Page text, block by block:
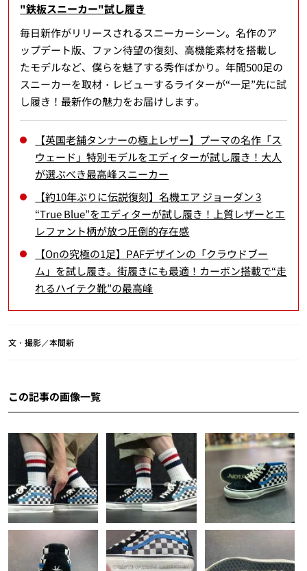
"鉄板スニーカー"試し履き
毎日新作がリリースされるスニーカーシーン。名作のア
ップデート版、ファン待望の復刻、高機能素材を搭載し
たモデルなど、僕らを魅了する秀作ばかり。年間500足の
スニーカーを取材・レビューするライターが“一足”先に試
し履き！最新作の魅力をお届けします。
【英国老舗タンナーの極上レザー】プーマの名作「ス
ウェード」特別モデルをエディターが試し履き！大人
が選ぶべき最高峰スニーカー
【約10年ぶりに伝説復刻】名機エア ジョーダン 3
“True Blue”をエディターが試し履き！上質レザーとエ
レファント柄が放つ圧倒的存在感
【Onの究極の1足】PAFデザインの「クラウドブー
ム」を試し履き。街履きにも最適！カーボン搭載で“走
れるハイテク靴”の最高峰
文・撮影／本間新
この記事の画像一覧